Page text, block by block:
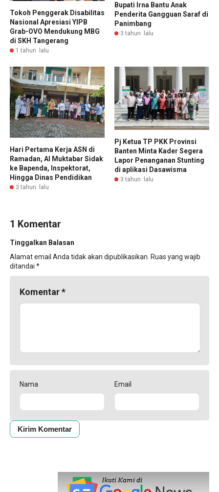
Tokoh Penggerak Disabilitas
Nasional Apresiasi YIPB
Grab-OVO Mendukung MBG
di SKH Tangerang
1 tahun lalu
Bupati Irna Bantu Anak
Penderita Gangguan Saraf di
Panimbang
3 tahun lalu
Hari Pertama Kerja ASN di
Ramadan, Al Muktabar Sidak
ke Bapenda, Inspektorat,
Hingga Dinas Pendidikan
3 tahun lalu
Pj Ketua TP PKK Provinsi
Banten Minta Kader Segera
Lapor Penanganan Stunting
di aplikasi Dasawisma
3 tahun lalu
1 Komentar
Tinggalkan Balasan
Alamat email Anda tidak akan dipublikasikan. Ruas yang wajib
ditandai *
Komentar*
Nama Email